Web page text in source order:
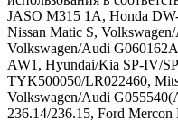
JASO M315 1A, Honda
Nissan Matic S,
Volkswagen/Audi
AW1, Hyundai/Kia SP-IV/
TYK500050/LR022460,
Volkswagen/Audi
236.14/236.15, Ford Mercon